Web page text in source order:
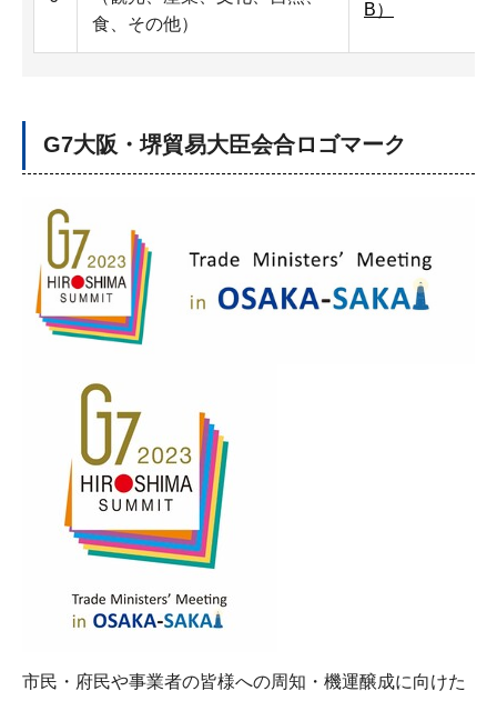
食、その他）
B）
G7大阪・堺貿易大臣会合ロゴマーク
市民・府民や事業者の皆様への周知・機運醸成に向けた